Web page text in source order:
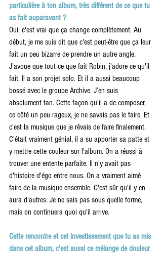
particulière à ton album, très différent de ce que tu
as fait auparavant ?
Oui, c'est vrai que ça change complètement. Au
début, je me suis dit que c'est peut-être que ça leur
fait un peu bizarre de prendre un autre angle.
J'avoue que tout ce que fait Robin, j'adore ce qu'il
fait. Il a son projet solo. Et il a aussi beaucoup
bossé avec le groupe Archive. J’en suis
absolument fan. Cette façon qu'il a de composer,
ce côté un peu rageux, je ne savais pas le faire. Et
c'est la musique que je rêvais de faire finalement.
C'était vraiment génial, il a su apporter sa patte et
y mettre cette couleur sur l'album. On a réussi à
trouver une entente parfaite. Il n'y avait pas
d'histoire d'égo entre nous. On a vraiment aimé
faire de la musique ensemble. C'est sûr qu'il y en
aura d'autres. Je ne sais pas sous quelle forme,
mais on continuera quoi qu'il arrive.
Cette rencontre et cet investissement que tu as mis
dans cet album, c'est aussi ce mélange de douleur